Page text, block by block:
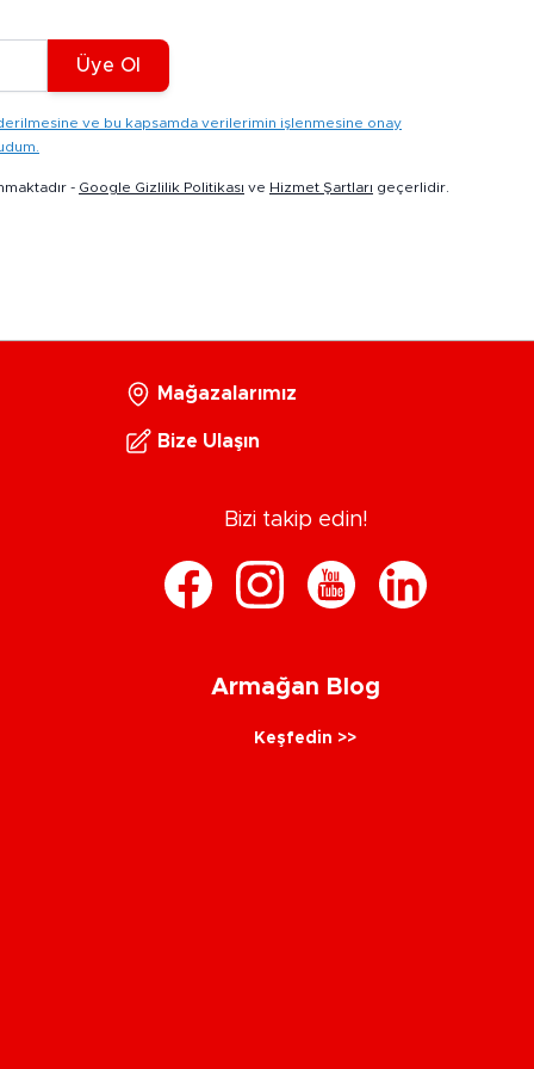
Üye Ol
ve bu kapsamda verilerimin işlenmesine onay
- Google Gizlilik Politikası ve Hizmet Şartları geçerlidir.
Mağazalarımız
Bize Ulaşın
Bizi takip edin!
Armağan Blog
Keşfedin >>